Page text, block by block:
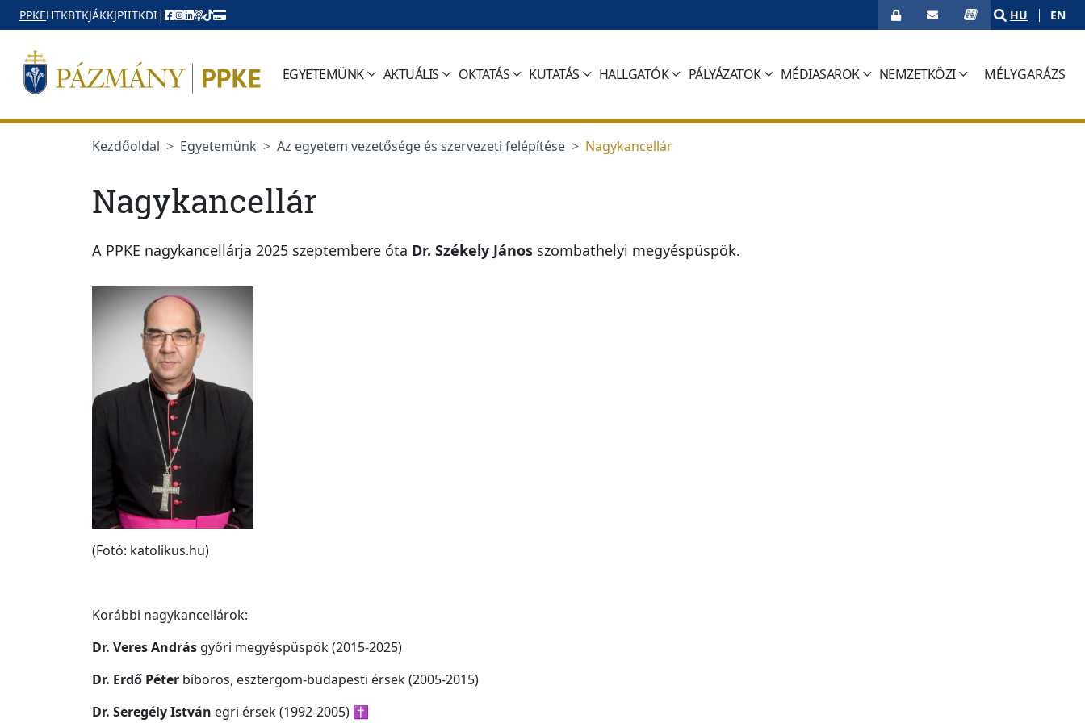
Ugrás a menüre
Ugrás a tartalomra
PPKEHTKBTKJÁKKJPIITKDI| HU EN
EGYETEMÜNK AKTUÁLIS OKTATÁS KUTATÁS HALLGATÓK PÁLYÁZATOK MÉDIASAROK NEMZETKÖZI MÉLYGARÁZS
(CURRENT)
Kezdőoldal Egyetemünk Az egyetem vezetősége és szervezeti felépítése Nagykancellár
Nagykancellár
A PPKE nagykancellárja 2025 szeptembere óta Dr. Székely János szombathelyi megyéspüspök.
(Fotó: katolikus.hu)
Korábbi nagykancellárok:
Dr. Veres András győri megyéspüspök(2015-2025)
Dr. Erdő Péter bíboros, esztergom-budapesti érsek (2005-2015)
Dr. Seregély István egri érsek (1992-2005) ✝